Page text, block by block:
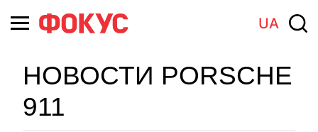
UA
НОВОСТИ PORSCHE
911